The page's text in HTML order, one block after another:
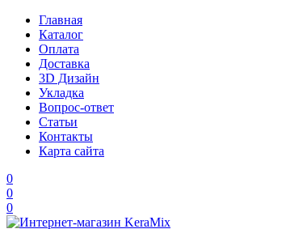
Главная
Каталог
Оплата
Доставка
3D Дизайн
Укладка
Вопрос-ответ
Статьи
Контакты
Карта сайта
0
0
0